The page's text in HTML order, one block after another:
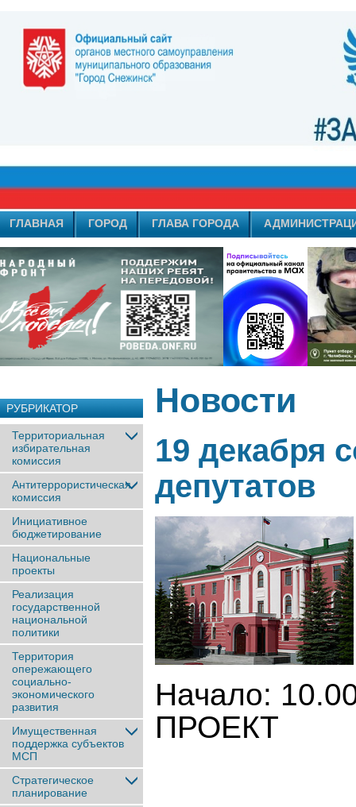
ГЛАВНАЯ ГОРОД ГЛАВА ГОРОДА
РУБРИКАТОР
Территориальная
избирательная
комиссия
Антитеррористическая
комиссия
Инициативное
бюджетирование
Национальные
проекты
Реализация
государственной
национальной
политики
Территория
опережающего
социально-
экономического
развития
Имущественная
поддержка субъектов
МСП
Стратегическое
планирование
Новости
19 декабря
депутатов
Начало:
ПРОЕКТ